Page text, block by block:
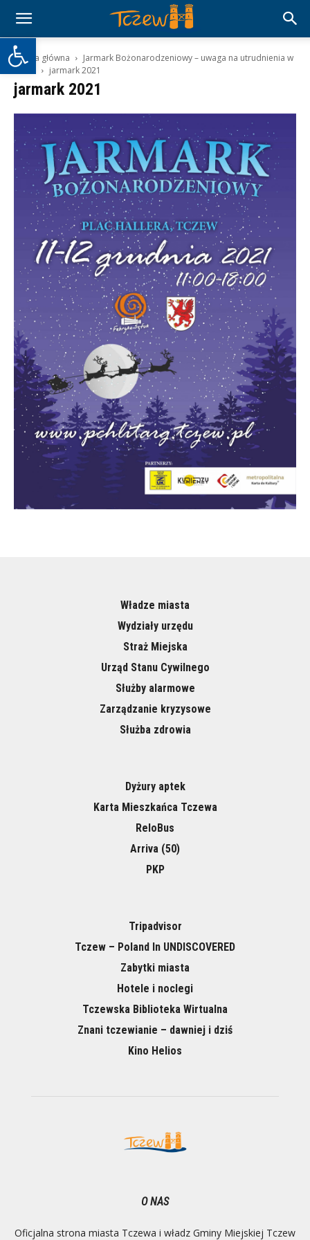
Otwórz pasek narzędzi
Strona główna
Jarmark Bożonarodzeniowy – uwaga na utrudnienia w
ruchu
jarmark 2021
jarmark 2021
Władze miasta
Wydziały urzędu
Straż Miejska
Urząd Stanu Cywilnego
Służby alarmowe
Zarządzanie kryzysowe
Służba zdrowia
Dyżury aptek
Karta Mieszkańca Tczewa
ReloBus
Arriva (50)
PKP
Tripadvisor
Tczew – Poland In UNDISCOVERED
Zabytki miasta
Hotele i noclegi
Tczewska Biblioteka Wirtualna
Znani tczewianie – dawniej i dziś
Kino Helios
O NAS
Oficjalna strona miasta Tczewa i władz Gminy Miejskiej Tczew